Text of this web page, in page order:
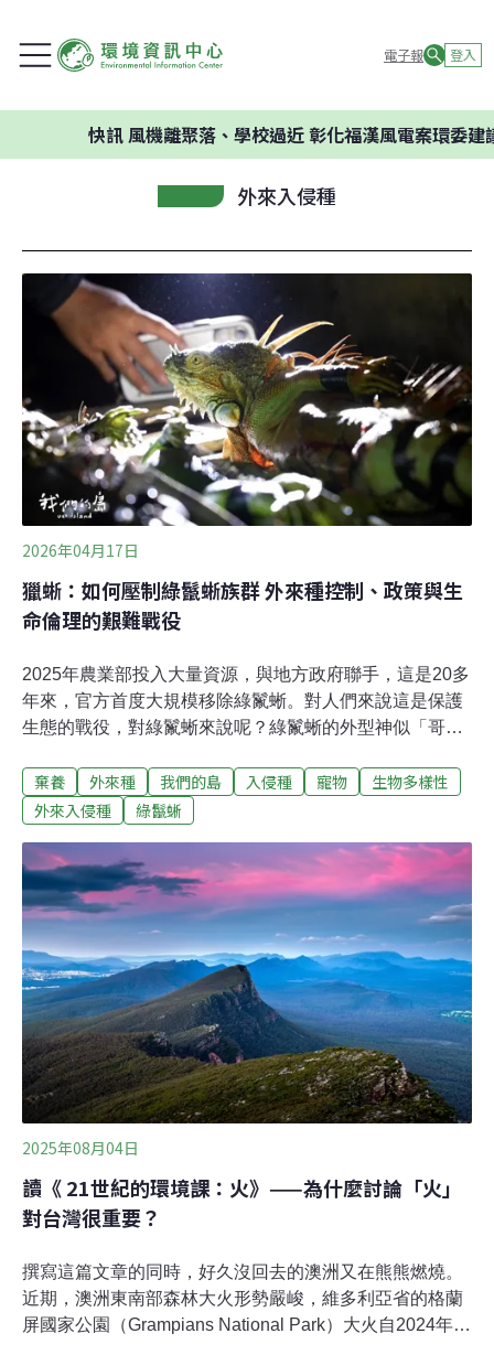
電子報 登入
風機離聚落、學校過近 彰化福漢風電案環委建議不應開
外來入侵種
2026年04月17日
獵蜥：如何壓制綠鬣蜥族群 外來種控制、政策與生
命倫理的艱難戰役
2025年農業部投入大量資源，與地方政府聯手，這是20多
年來，官方首度大規模移除綠鬣蜥。對人們來說這是保護
生態的戰役，對綠鬣蜥來說呢？綠鬣蜥的外型神似「哥吉
難以壓制的入侵物種。從2001年開放進口，到2004年進口
量超過兩萬隻，超過市場需求，大量體弱或賣相差的個體
灣溫暖的氣候與牠們的原生地中南美洲接近，因此牠們在
溪溝、河畔建立族群。成年的綠鬣蜥身長可將近2公尺，
在野外成長到三歲之後幾乎沒有天敵。目前牠們對本土生
態的危害尚不明顯，但對農民的損害卻已浮上檯面。嘉義
八掌溪畔的農友黃先生，一季就有兩千多棵西瓜小苗被綠
鬣蜥啃食殆盡。為了遏止綠鬣蜥族群增長，農業部在2025
年投入大量資源，與地方政府聯手，創下全年移除總量26
萬隻的記錄。其中，屏東縣移除量高達13萬288隻，居全
台之冠。
棄養 外來種 我們的島 入侵種 寵物
生物多樣性
外來入侵種
綠鬣蜥
2025年08月04日
讀《 21世紀的環境課：火》——為什麼討論「火」
對台灣很重要？
撰寫這篇文章的同時，好久沒回去的澳洲又在熊熊燃燒。
近期，澳洲東南部森林大火形勢嚴峻，維多利亞省的格蘭
屏國家公園（Grampians National Park）大火自2024年